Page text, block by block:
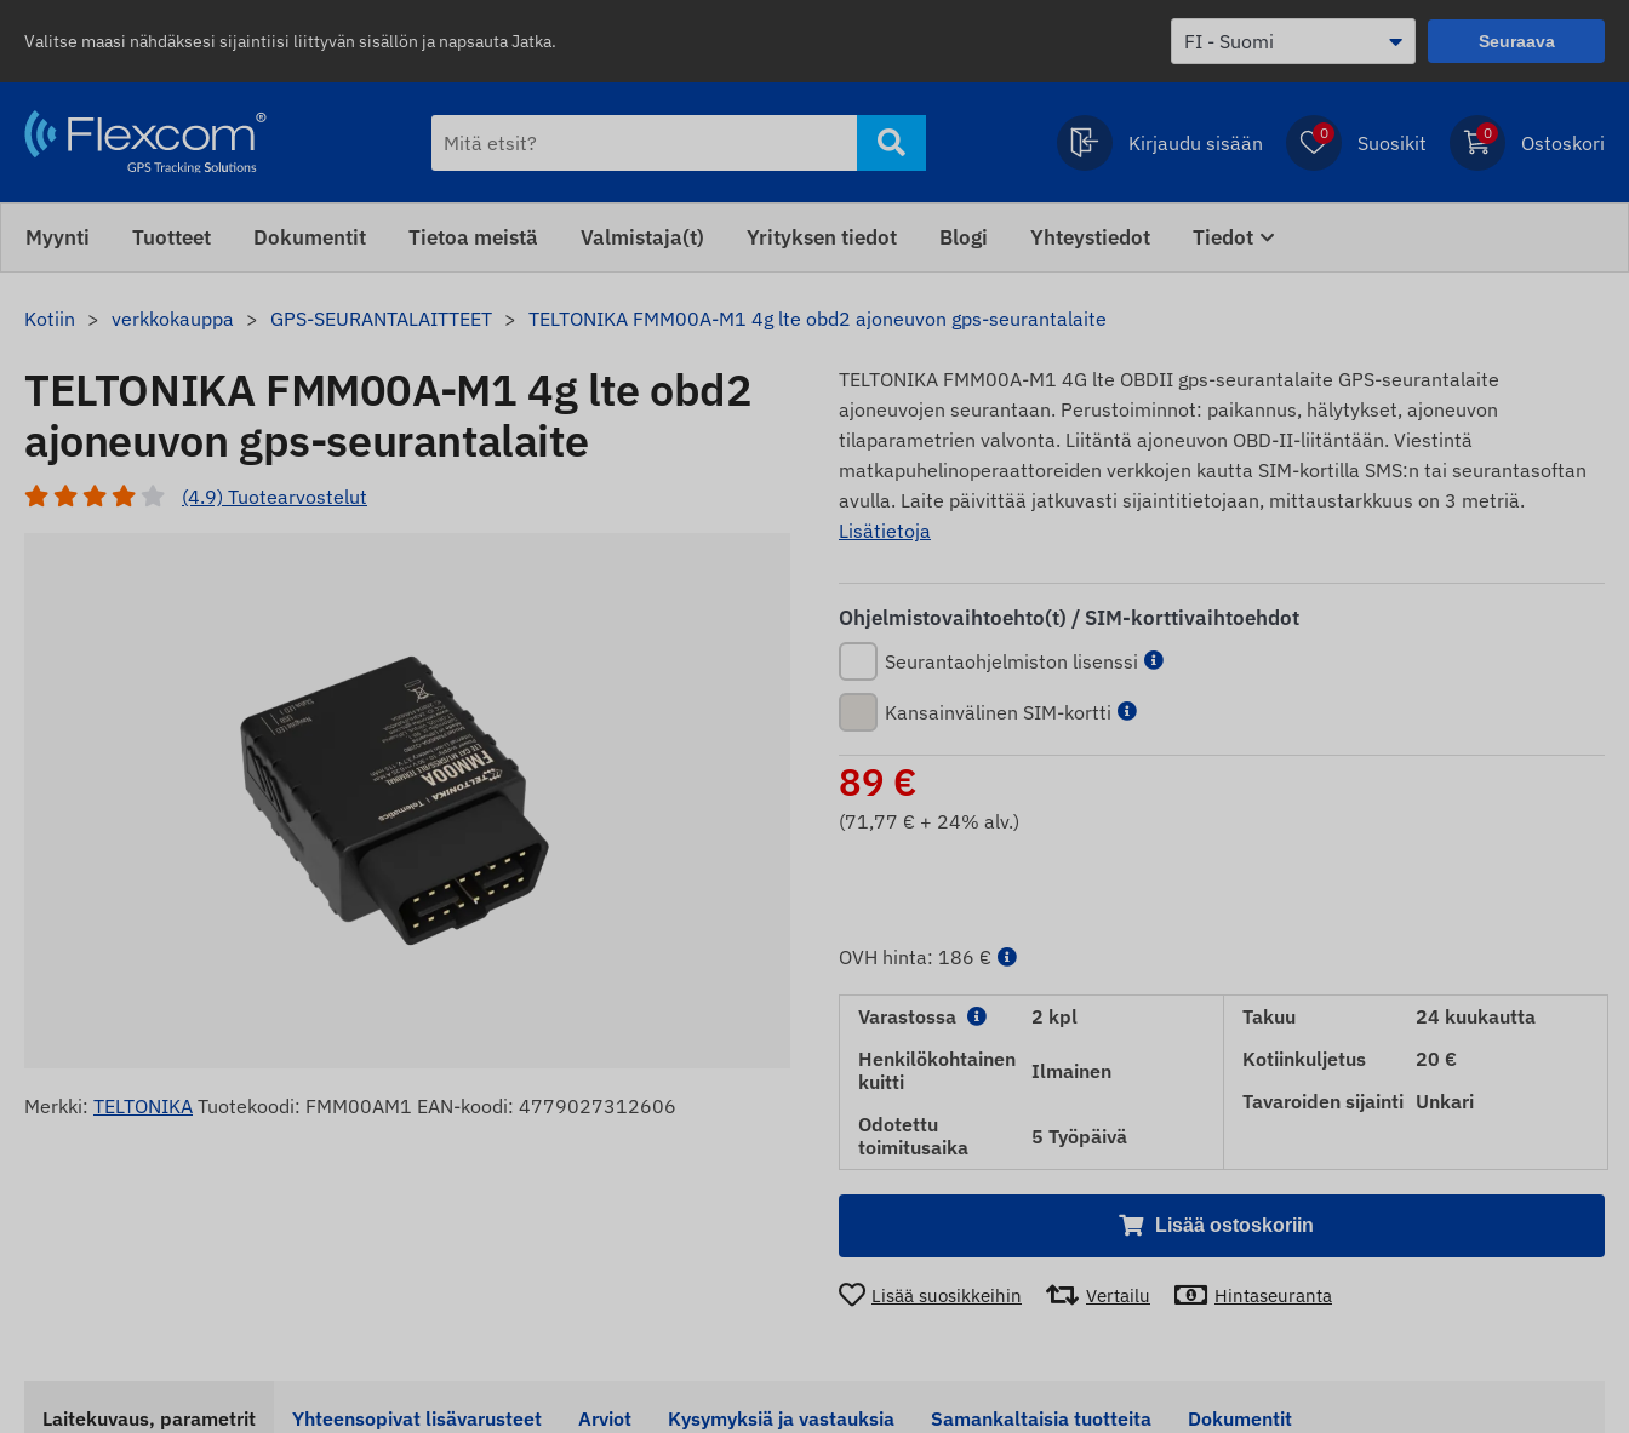
Valitse maasi nähdäksesi sijaintiisi liittyvän sisällön ja napsauta Jatka. Seuraava
Kirjaudu sisään 0 Suosikit 0 Ostoskori
Myynti Tuotteet Dokumentit Tietoa meistä Valmistaja(t) Yrityksen tiedot Blogi Yhteystiedot Tiedot
Kotiin verkkokauppa GPS-SEURANTALAITTEET TELTONIKA FMM00A-M1 4g lte obd2 ajoneuvon gps-seurantalaite
TELTONIKA FMM00A-M1 4g lte obd2
ajoneuvon gps-seurantalaite
(4.9) Tuotearvostelut
Merkki: TELTONIKA Tuotekoodi: FMM00AM1 EAN-koodi: 4779027312606
TELTONIKA FMM00A-M1 4G lte OBDII gps-seurantalaite GPS-seurantalaite
ajoneuvojen seurantaan. Perustoiminnot: paikannus, hälytykset, ajoneuvon
tilaparametrien valvonta. Liitäntä ajoneuvon OBD-II-liitäntään. Viestintä
matkapuhelinoperaattoreiden verkkojen kautta SIM-kortilla SMS:n tai seurantasoftan
avulla. Laite päivittää jatkuvasti sijaintitietojaan, mittaustarkkuus on 3 metriä.
Lisätietoja
Ohjelmistovaihtoehto(t) / SIM-korttivaihtoehdot
Seurantaohjelmiston lisenssi
Kansainvälinen SIM-kortti
89 €
(71,77 € + 24% alv.)
OVH hinta: 186 €
Varastossa
2 kpl
Henkilökohtainen
kuitti
Ilmainen
Odotettu
toimitusaika
5 Työpäivä
Takuu
24 kuukautta
Kotiinkuljetus
20 €
Tavaroiden sijainti Unkari
Lisää ostoskoriin
Lisää suosikkeihin Vertailu Hintaseuranta
Laitekuvaus, parametrit Yhteensopivat lisävarusteet Arviot Kysymyksiä ja vastauksia Samankaltaisia ​​tuotteita Dokumentit